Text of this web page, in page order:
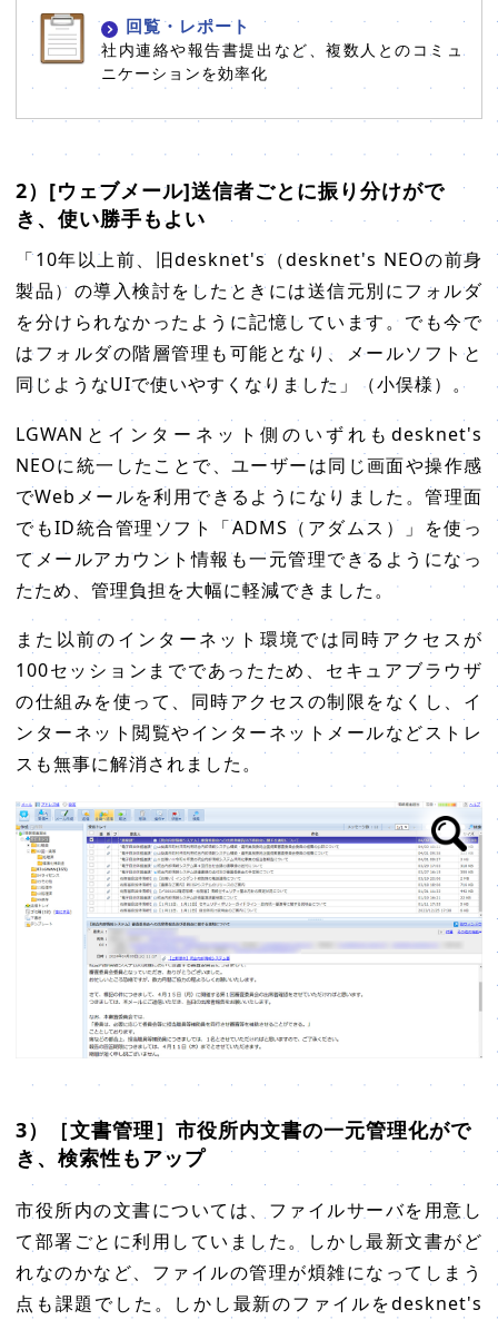
回覧・レポート
社内連絡や報告書提出など、複数人とのコミュ
ニケーションを効率化
2）[ウェブメール]送信者ごとに振り分けがで
き、使い勝手もよい
「10年以上前、旧desknet's（desknet's NEOの前身
製品）の導入検討をしたときには送信元別にフォルダ
を分けられなかったように記憶しています。でも今で
はフォルダの階層管理も可能となり、メールソフトと
同じようなUIで使いやすくなりました」（小俣様）。
LGWANとインターネット側のいずれもdesknet's
NEOに統一したことで、ユーザーは同じ画面や操作感
でWebメールを利用できるようになりました。管理面
でもID統合管理ソフト「ADMS（アダムス）」を使っ
てメールアカウント情報も一元管理できるようになっ
たため、管理負担を大幅に軽減できました。
また以前のインターネット環境では同時アクセスが
100セッションまでであったため、セキュアブラウザ
の仕組みを使って、同時アクセスの制限をなくし、イ
ンターネット閲覧やインターネットメールなどストレ
スも無事に解消されました。
3）［文書管理］市役所内文書の一元管理化がで
き、検索性もアップ
市役所内の文書については、ファイルサーバを用意し
て部署ごとに利用していました。しかし最新文書がど
れなのかなど、ファイルの管理が煩雑になってしまう
点も課題でした。しかし最新のファイルをdesknet's